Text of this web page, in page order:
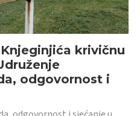
krivičnu
odgovornost i